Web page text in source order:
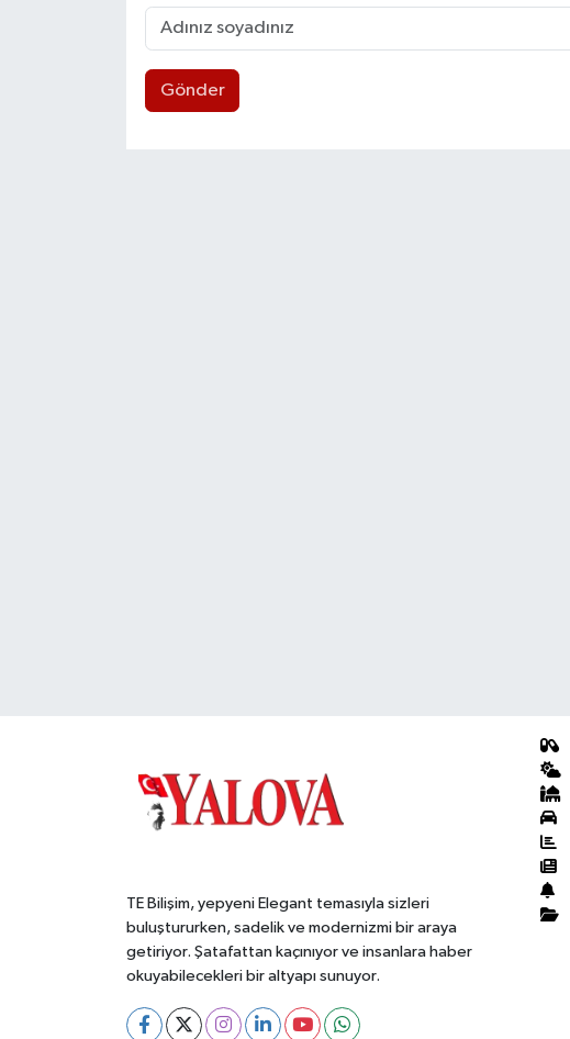
Gönder
TE Bilişim, yepyeni Elegant temasıyla sizleri
buluştururken, sadelik ve modernizmi bir araya
getiriyor. Şatafattan kaçınıyor ve insanlara haber
okuyabilecekleri bir altyapı sunuyor.